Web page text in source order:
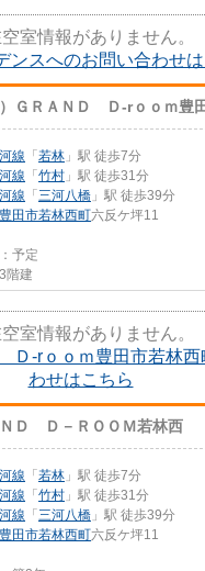
室情報がありません。
ンスへのお問い合わせ
）ＧＲＡＮＤ Ｄ‐rｏｏｍ豊
線 「 若林 」駅 徒歩7分
線 「 竹村 」駅 徒歩31分
線 「 三河八橋 」駅 徒歩39分
豊田市若林西町六反ケ坪11
予定
階建
室情報がありません。
Ｄ‐rｏｏｍ豊田市若林
わせはこちら
ＮＤ Ｄ－ＲＯＯＭ若林西
線 「 若林 」駅 徒歩7分
線 「 竹村 」駅 徒歩31分
線 「 三河八橋 」駅 徒歩39分
豊田市若林西町六反ケ坪11